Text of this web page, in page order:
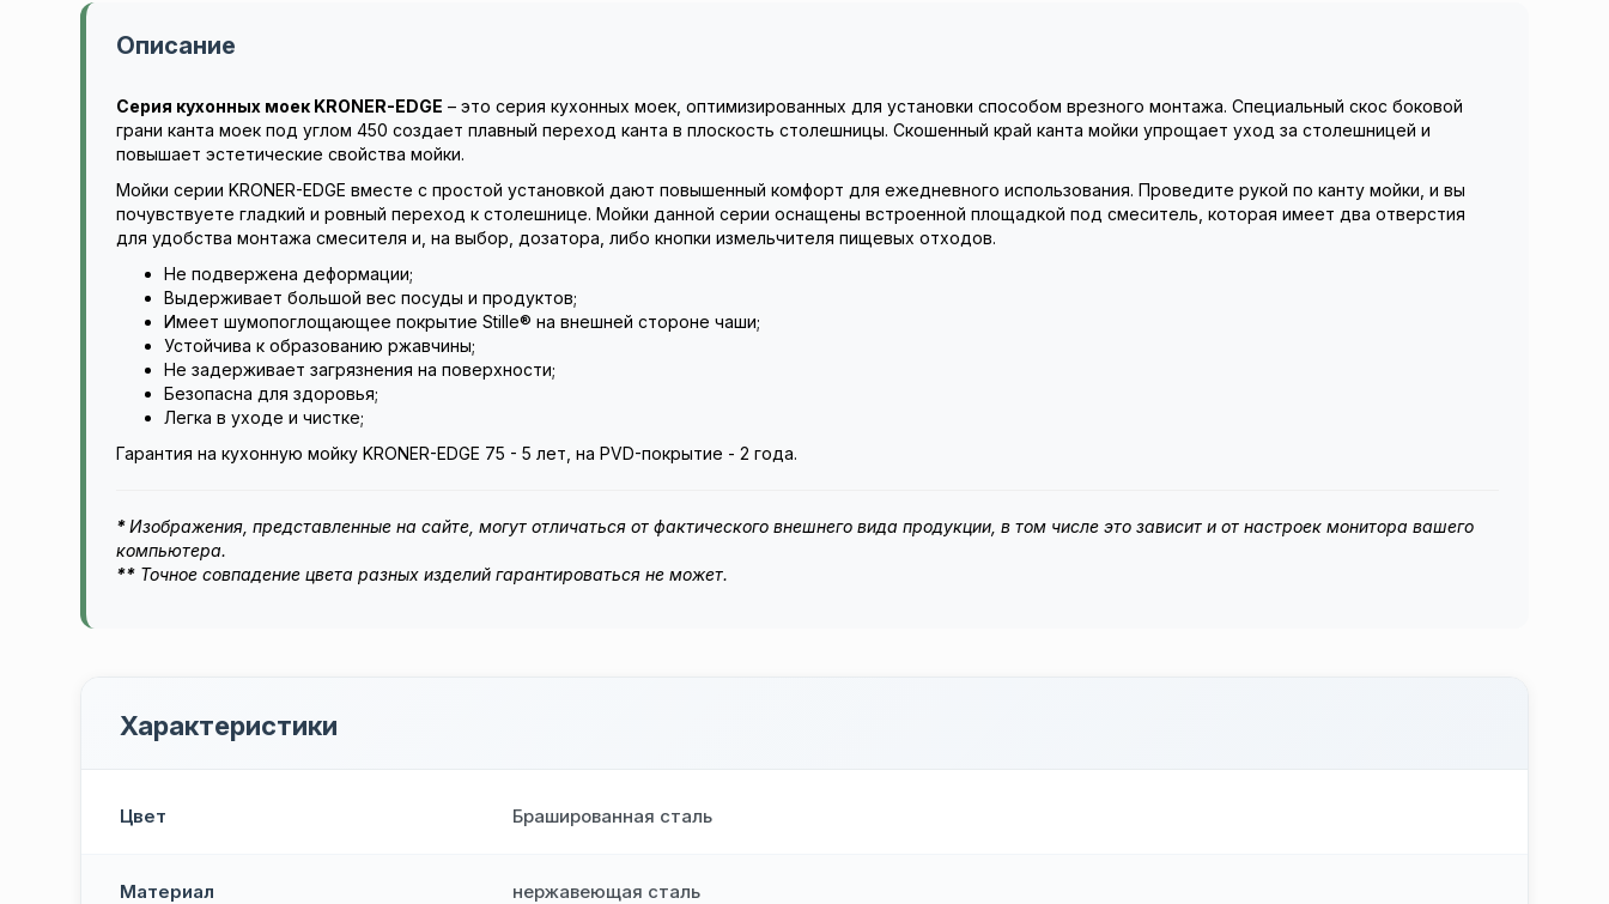
Описание
Серия кухонных моек KRONER-EDGE – это серия кухонных моек, оптимизированных для установки способом врезного монтажа. Специальный скос боковой
грани канта моек под углом 450 создает плавный переход канта в плоскость столешницы. Скошенный край канта мойки упрощает уход за столешницей и
повышает эстетические свойства мойки.
Мойки серии KRONER-EDGE вместе с простой установкой дают повышенный комфорт для ежедневного использования. Проведите рукой по канту мойки, и вы
почувствуете гладкий и ровный переход к столешнице. Мойки данной серии оснащены встроенной площадкой под смеситель, которая имеет два отверстия
для удобства монтажа смесителя и, на выбор, дозатора, либо кнопки измельчителя пищевых отходов.
Не подвержена деформации;
Выдерживает большой вес посуды и продуктов;
Имеет шумопоглощающее покрытие Stille® на внешней стороне чаши;
Устойчива к образованию ржавчины;
Не задерживает загрязнения на поверхности;
Безопасна для здоровья;
Легка в уходе и чистке;
Гарантия на кухонную мойку KRONER-EDGE 75 - 5 лет, на PVD-покрытие - 2 года.
*Изображения, представленные на сайте, могут отличаться от фактического внешнего вида продукции, в том числе это зависит и от настроек монитора вашего
компьютера.
** Точное совпадение цвета разных изделий гарантироваться не может.
Характеристики
Цвет Брашированная сталь
Материал нержавеющая сталь